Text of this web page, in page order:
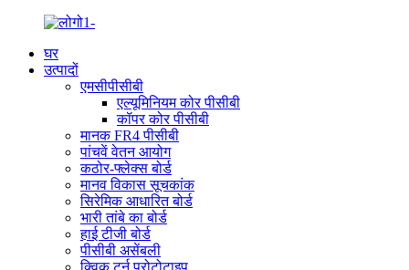
घर
उत्पादों
एमसीपीसीबी
एल्यूमिनियम कोर पीसीबी
कॉपर कोर पीसीबी
मानक FR4 पीसीबी
पांचवें वेतन आयोग
कठोर-फ्लेक्स बोर्ड
मानव विकास सूचकांक
सिरेमिक आधारित बोर्ड
भारी तांबे का बोर्ड
हाई टीजी बोर्ड
पीसीबी असेंबली
क्विक टर्न प्रोटोटाइप